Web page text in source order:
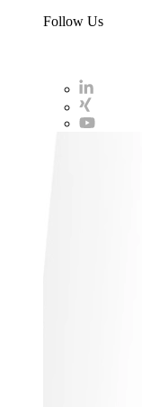
Follow Us